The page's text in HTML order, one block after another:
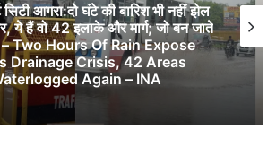
सिटी आगरा:दो घंटे की बारिश भी नहीं झेल
ये हैं वो 42 इलाके और मार्ग; जो बन जाते
– Two Hours Of Rain Expose
Drainage Crisis, 42 Areas
Again – INA